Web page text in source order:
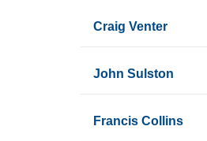
Craig Venter
John Sulston
Francis Collins